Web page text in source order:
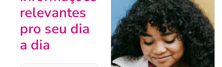
relevantes
pro seu dia
a dia